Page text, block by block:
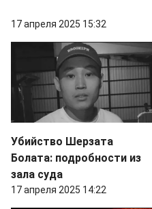
17 апреля 2025 15:32
Убийство Шерзата
Болата: подробности из
зала суда
17 апреля 2025 14:22